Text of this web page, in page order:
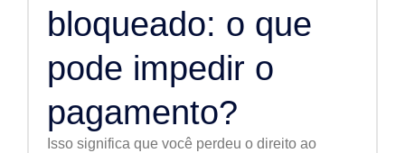
bloqueado: o que
pode impedir o
pagamento?
Isso significa que você perdeu o direito ao